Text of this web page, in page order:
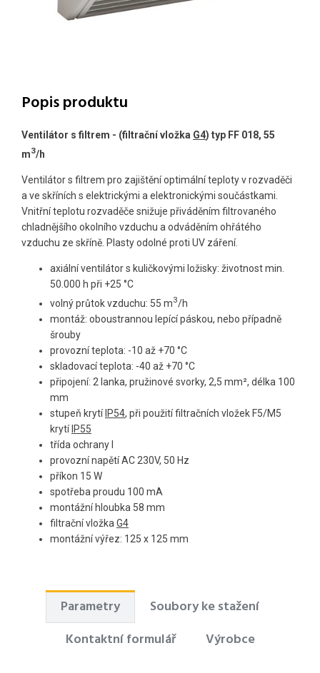
Popis produktu
Ventilátor s filtrem - (filtrační vložka G4) typ FF 018, 55
m3/h
Ventilátor s filtrem pro zajištění optimální teploty v rozvaděči
a ve skříních s elektrickými a elektronickými součástkami.
Vnitřní teplotu rozvaděče snižuje přiváděním filtrovaného
chladnějšího okolního vzduchu a odváděním ohřátého
vzduchu ze skříně. Plasty odolné proti UV záření.
axiální ventilátor s kuličkovými ložisky: životnost min.
50.000 h při +25 °C
volný průtok vzduchu: 55 m3/h
montáž: oboustrannou lepící páskou, nebo případně
šrouby
provozní teplota: -10 až +70 °C
skladovací teplota: -40 až +70 °C
připojení: 2 lanka, pružinové svorky, 2,5 mm², délka 100
mm
stupeň krytí IP54, při použití filtračních vložek F5/M5
krytí IP55
třída ochrany I
provozní napětí AC 230V, 50 Hz
příkon 15 W
spotřeba proudu 100 mA
montážní hloubka 58 mm
filtrační vložka G4
montážní výřez: 125 x 125 mm
Parametry
Soubory ke stažení
Kontaktní formulář
Výrobce